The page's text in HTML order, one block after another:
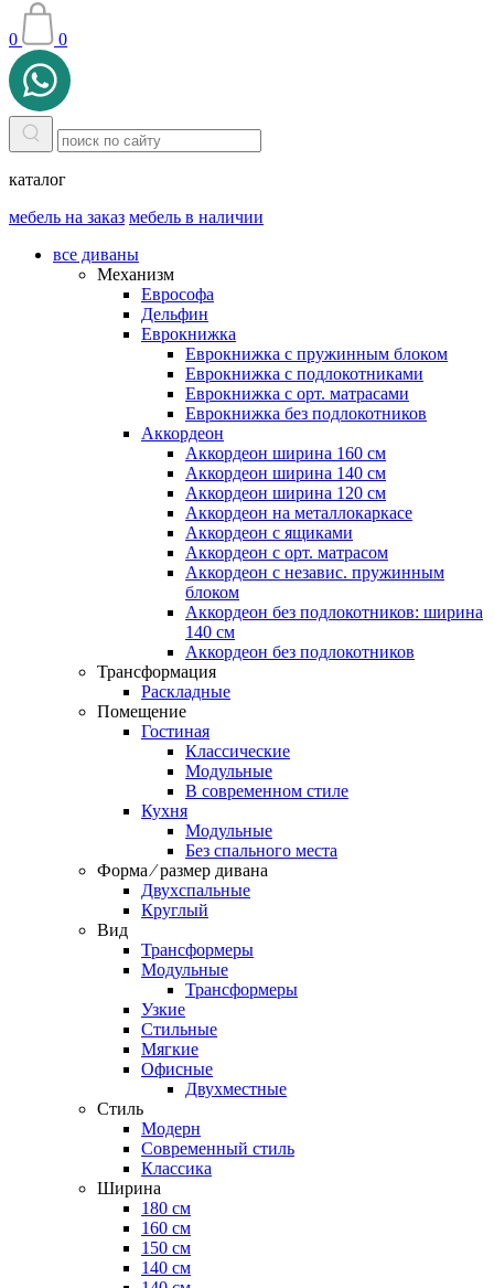
0 0
каталог
мебель на заказ мебель в наличии
все диваны
Механизм
Еврософа
Дельфин
Еврокнижка
Еврокнижка с пружинным блоком
Еврокнижка с подлокотниками
Еврокнижка с орт. матрасами
Еврокнижка без подлокотников
Аккордеон
Аккордеон ширина 160 см
Аккордеон ширина 140 см
Аккордеон ширина 120 см
Аккордеон на металлокаркасе
Аккордеон c ящиками
Аккордеон c орт. матрасом
Аккордеон c независ. пружинным
блоком
Аккордеон без подлокотников: ширина
140 см
Аккордеон без подлокотников
Трансформация
Раскладные
Помещение
Гостиная
Классические
Модульные
В современном стиле
Кухня
Модульные
Без спального места
Форма ⁄ размер дивана
Двухспальные
Круглый
Вид
Трансформеры
Модульные
Трансформеры
Узкие
Стильные
Мягкие
Офисные
Двухместные
Стиль
Модерн
Современный стиль
Классика
Ширина
180 см
160 см
150 см
140 см